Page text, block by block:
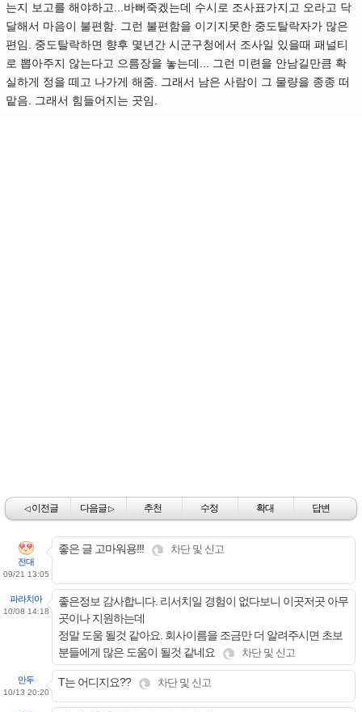
는지 보고를 해야하고...바뻐죽겠는데 수시로 조사표가지고 오라고 닥
달해서 마음이 불편함. 그런 불편함을 이기지못한 중도탈락자가 많은
편임. 중도탈락하면 향후 몇년간 시군구청에서 조사일 있을때 패널티
로 뽑아주지 않는다고 으름장을 놓는데... 그런 미련을 안남길만큼 확
실하게 정을 떼고 나가게 해줌. 그래서 남은 사람이 그 물량을 종종 떠
맡음. 그래서 힘들어지는 곳임.
◁이전글 다음글▷ 추천 수정 확대 답변
전대
09/21 13:05
좋은 글 고마워용!!! 차단 및 신고
파라치아
10/08 14:18
좋은정보 감사합니다. 리서치일 경험이 없다보니 이곳저곳 아무
곳이나 지원하는데
정말 도움 될것 같아요. 회사이름을 조금만 더 알려주시면 초보
분들에게 많은 도움이 될것 같네요
차단 및 신고
만두
10/13 20:20
T는 어디지요?? 차단 및 신고